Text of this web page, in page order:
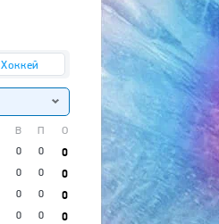
Хоккей
В П
О
0 0 0
0 0 0
0 0 0
0 0 0